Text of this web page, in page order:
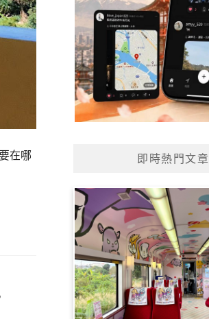
在哪
即時熱門文章